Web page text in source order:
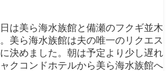
は美ら海水族館と備瀬のフクギ並木
美ら海水族館は夫の唯一のリクエス
決めました。朝は予定より少し遅れ
クコンドホテルから美ら海水族館へ